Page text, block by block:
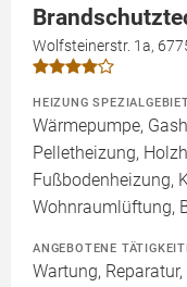
Wolfsteinerstr. 1a,
HEIZUNG
Wärmepumpe,
Pelletheizung,
Fußbodenheizung,
Wohnraumlüftung,
ANGEBOTENE
Wartung,